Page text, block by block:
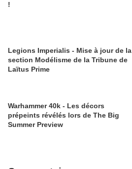
!
Legions Imperialis - Mise à jour de la
section Modélisme de la Tribune de
Laïtus Prime
Warhammer 40k - Les décors
prépeints révélés lors de The Big
Summer Preview